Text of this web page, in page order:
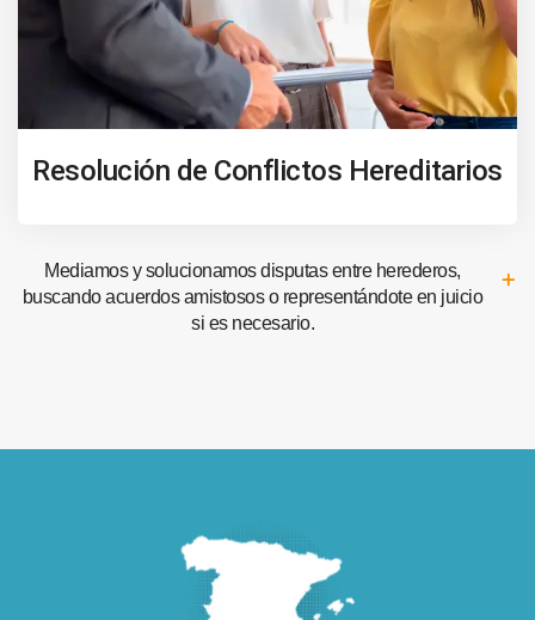
Resolución de Conflictos Hereditarios
Mediamos y solucionamos disputas entre herederos,
buscando acuerdos amistosos o representándote en juicio
si es necesario.